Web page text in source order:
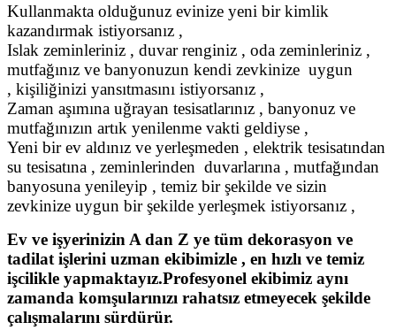
Kullanmakta olduğunuz evinize yeni bir kimlik
kazandırmak istiyorsanız ,
Islak zeminleriniz , duvar renginiz , oda zeminleriniz ,
mutfağınız ve banyonuzun kendi zevkinize uygun
, kişiliğinizi yansıtmasını istiyorsanız ,
Zaman aşımına uğrayan tesisatlarınız , banyonuz ve
mutfağınızın artık yenilenme vakti geldiyse ,
Yeni bir ev aldınız ve yerleşmeden , elektrik tesisatından
su tesisatına , zeminlerinden duvarlarına , mutfağından
banyosuna yenileyip , temiz bir şekilde ve sizin
zevkinize uygun bir şekilde yerleşmek istiyorsanız ,
Ev ve işyerinizin A dan Z ye tüm dekorasyon ve
tadilat işlerini uzman ekibimizle , en hızlı ve temiz
işcilikle yapmaktayız.Profesyonel ekibimiz aynı
zamanda komşularınızı rahatsız etmeyecek şekilde
çalışmalarını sürdürür.